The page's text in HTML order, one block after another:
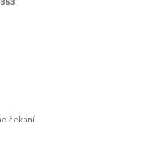
čekání